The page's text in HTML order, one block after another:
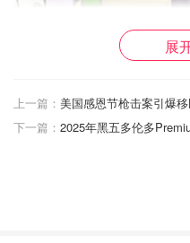
展
上一篇：
下一篇：